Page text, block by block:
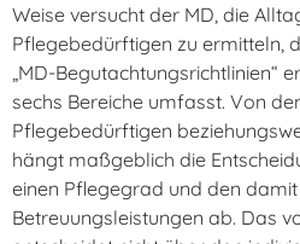
Weise versucht der MD, die
Pflegebedürftigen zu ermitteln,
„MD-Begutachtungsrichtlinien“
sechs Bereiche umfasst. Von
Pflegebedürftigen
hängt maßgeblich die
einen Pflegegrad und den
Betreuungsleistungen ab. Das